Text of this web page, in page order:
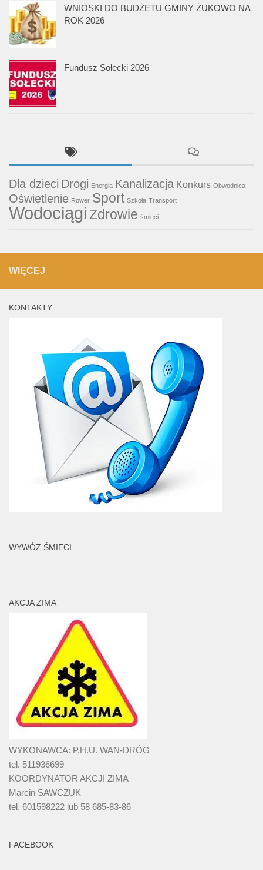
WNIOSKI DO BUDŻETU GMINY ŻUKOWO NA
ROK 2026
Fundusz Sołecki 2026
Dla dzieci Drogi Energia Kanalizacja Konkurs Obwodnica
Oświetlenie Rower Sport Szkoła Transport
WodociągiZdrowie śmieci
WIĘCEJ
KONTAKTY
WYWÓZ ŚMIECI
AKCJA ZIMA
WYKONAWCA: P.H.U. WAN-DRÓG
tel. 511936699
KOORDYNATOR AKCJI ZIMA
Marcin SAWCZUK
tel. 601598222 lub 58 685-83-86
FACEBOOK